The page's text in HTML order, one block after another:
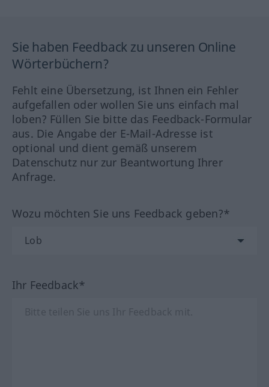
Sie haben Feedback zu unseren Online
Wörterbüchern?
Fehlt eine Übersetzung, ist Ihnen ein Fehler
aufgefallen oder wollen Sie uns einfach mal
loben? Füllen Sie bitte das Feedback-Formular
aus. Die Angabe der E-Mail-Adresse ist
optional und dient gemäß unserem
Datenschutz nur zur Beantwortung Ihrer
Anfrage.
Wozu möchten Sie uns Feedback geben?*
Ihr Feedback*